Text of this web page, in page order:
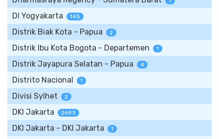
DI Yogyakarta 145
Distrik Biak Kota - Papua 2
Distrik Ibu Kota Bogota - Departemen 1
Distrik Jayapura Selatan - Papua 4
Distrito Nacional 1
Divisi Sylhet 2
DKI Jakarta 2693
DKI Jakarta - DKI Jakarta 1